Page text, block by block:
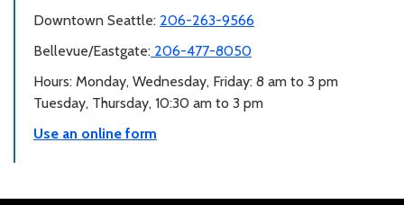
Downtown Seattle: 206-263-9566
Bellevue/Eastgate: 206-477-8050
Hours: Monday, Wednesday, Friday: 8 am to 3 pm
Tuesday, Thursday, 10:30 am to 3 pm
Use an online form